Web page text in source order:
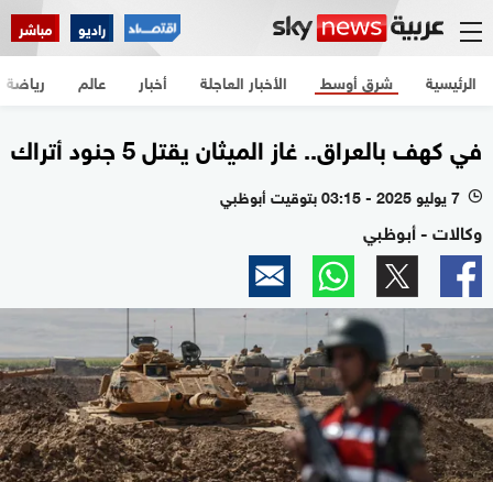
راديو مباشر
الرئيسية الأخبار العاجلة أخبار شرق أوسط عالم رياضة
في كهف بالعراق.. غاز الميثان يقتل 5 جنود أتراك
l 7 يوليو 2025 - 03:15 بتوقيت أبوظبي
وكالات - أبوظبي